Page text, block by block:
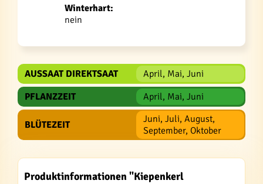
Winterhart:
nein
AUSSAAT DIREKTSAAT
April, Mai, Juni
PFLANZZEIT
April, Mai, Juni
BLÜTEZEIT
Juni, Juli, August,
September, Oktober
Produktinformationen "Kiepenkerl